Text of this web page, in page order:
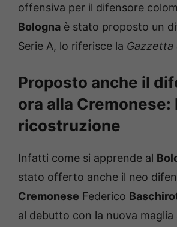
offensiva per il difensore
Bologna è stato proposto un
Serie A, lo riferisce la Gazzetta
Proposto anche il
ora alla Cremonese:
ricostruzione
Infatti come si apprende al
stato offerto anche il neo
Cremonese Federico
al debutto con la nuova maglia